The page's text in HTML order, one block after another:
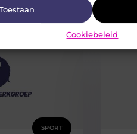
Cookiebeleid
die u
SPORT